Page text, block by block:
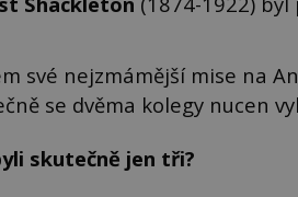
své nejzmámější mise na
se dvěma kolegy nucen
skutečně jen tři?